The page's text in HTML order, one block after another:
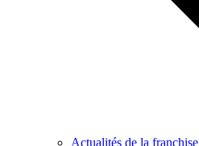
Actualités de la franchise